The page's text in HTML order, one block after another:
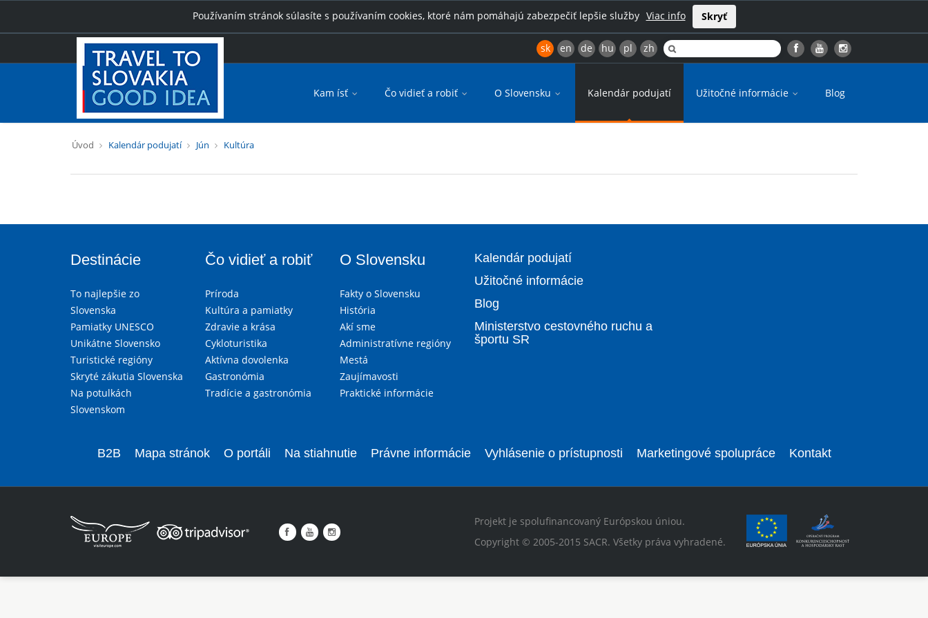
Používaním stránok súlasíte s používaním cookies, ktoré nám pomáhajú zabezpečiť lepšie služby Viac info Skryť
sk en de hu pl zh
Kam ísť Čo vidieť a robiť O Slovensku Kalendár podujatí Užitočné informácie Blog
Úvod Kalendár podujatí Jún Kultúra
Destinácie
To najlepšie zo
Slovenska
Pamiatky UNESCO
Unikátne Slovensko
Turistické regióny
Skryté zákutia Slovenska
Na potulkách
Slovenskom
Čo vidieť a robiť
Príroda
Kultúra a pamiatky
Zdravie a krása
Cykloturistika
Aktívna dovolenka
Gastronómia
Tradície a gastronómia
O Slovensku
Fakty o Slovensku
História
Akí sme
Administratívne regióny
Mestá
Zaujímavosti
Praktické informácie
Kalendár podujatí
Užitočné informácie
Blog
Ministerstvo cestovného ruchu a
športu SR
B2B Mapa stránok O portáli Na stiahnutie Právne informácie Vyhlásenie o prístupnosti Marketingové spolupráce Kontakt
Projekt je spolufinancovaný Európskou úniou.
Copyright © 2005-2015 SACR. Všetky práva vyhradené.